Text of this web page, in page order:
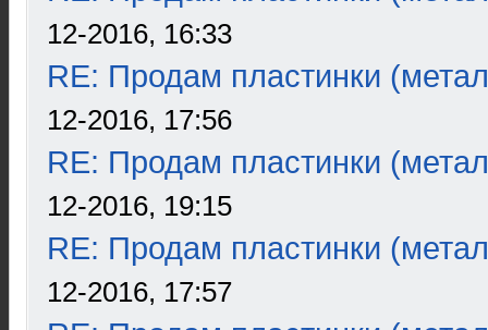
12-2016, 16:33
RE: Продам пластинки
12-2016, 17:56
RE: Продам пластинки
12-2016, 19:15
RE: Продам пластинки
12-2016, 17:57